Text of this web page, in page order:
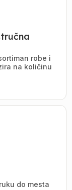
robe i
na količinu
do mesta